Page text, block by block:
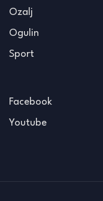
Ozalj
Ogulin
Sport
Facebook
Youtube